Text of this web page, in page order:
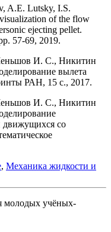
A.E. Lutsky, I.S.
of the flow
ejecting pellet.
57-69, 2019.
И. С., Никитин
вылета
РАН, 15 с., 2017.
И. С., Никитин
движущихся со
, Механика жидкости и
молодых учёных-